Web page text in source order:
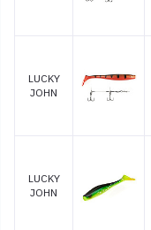
LUCKY
JOHN
LUCKY
JOHN